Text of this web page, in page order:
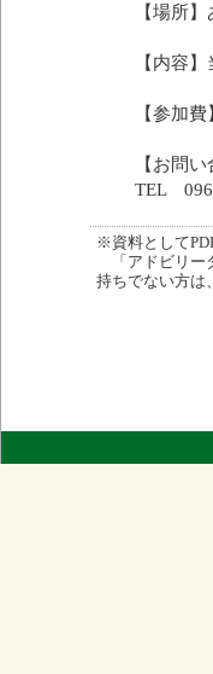
【場所
【内容
【参加
【お問い
TEL
※資料として
「アドビリー
持ちでない方は